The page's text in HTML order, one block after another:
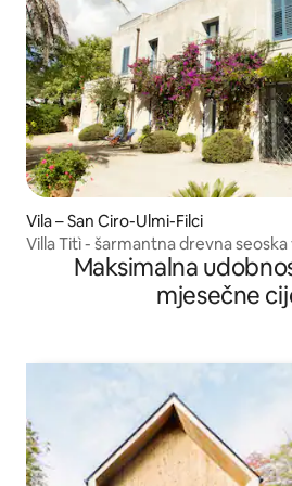
Vila – San Ciro-Ulmi-Filci
Villa Titì - šarmantna drevna seoska
Maksimalna
mjesečne